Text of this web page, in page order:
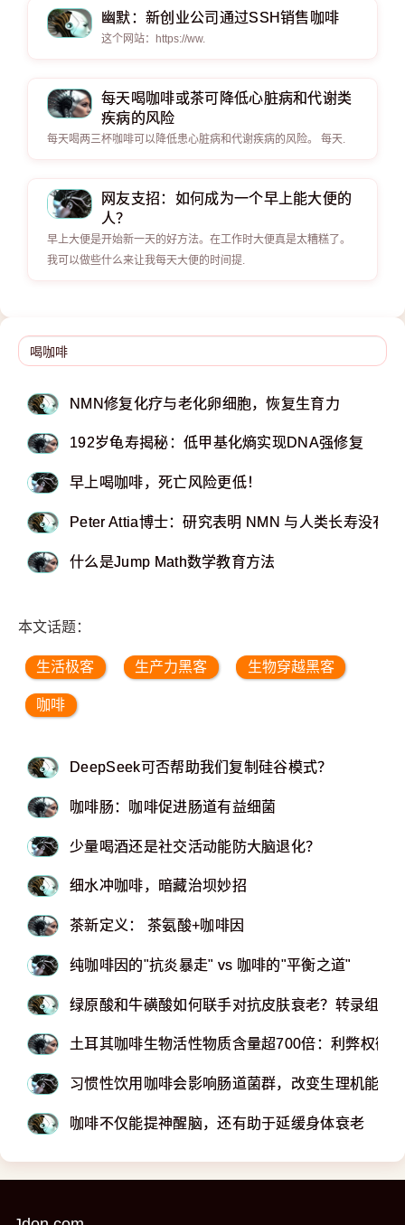
幽默：新创业公司通过SSH销售咖啡
这个网站：https://ww.
每天喝咖啡或茶可降低心脏病和代谢类
疾病的风险
每天喝两三杯咖啡可以降低患心脏病和代谢疾病的风险。 每天.
网友支招：如何成为一个早上能大便的
人？
早上大便是开始新一天的好方法。在工作时大便真是太糟糕了。
我可以做些什么来让我每天大便的时间提.
NMN修复化疗与老化卵细胞，恢复生育力
192岁龟寿揭秘：低甲基化熵实现DNA强修复
早上喝咖啡，死亡风险更低！
Peter Attia博士：研究表明 NMN 与人类长寿没有
什么是Jump Math数学教育方法
本文话题：
生活极客 生产力黑客 生物穿越黑客
咖啡
DeepSeek可否帮助我们复制硅谷模式？
咖啡肠：咖啡促进肠道有益细菌
少量喝酒还是社交活动能防大脑退化？
细水冲咖啡，暗藏治坝妙招
茶新定义： 茶氨酸+咖啡因
纯咖啡因的"抗炎暴走" vs 咖啡的"平衡之道"
绿原酸和牛磺酸如何联手对抗皮肤衰老？转录组测
土耳其咖啡生物活性物质含量超700倍：利弊权衡
习惯性饮用咖啡会影响肠道菌群，改变生理机能和
咖啡不仅能提神醒脑，还有助于延缓身体衰老